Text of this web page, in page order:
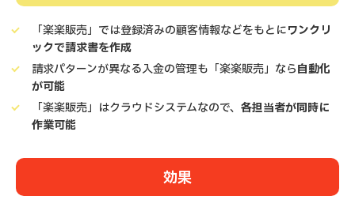
「楽楽販売」では登録済みの顧客情報などをもとにワンクリ
ックで請求書を作成
請求パターンが異なる入金の管理も「楽楽販売」なら自動化
が可能
「楽楽販売」はクラウドシステムなので、 各担当者が同時に
作業可能
効果